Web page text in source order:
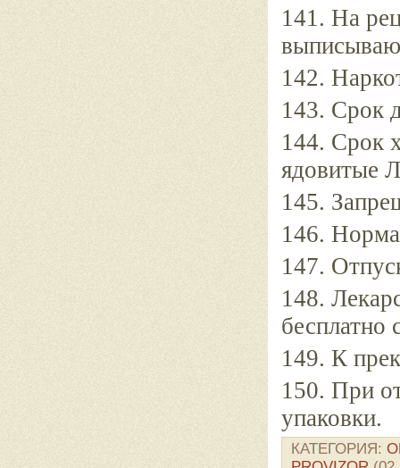
141. На
142.
143. Срок
144. Срок
ядовитые
145.
146.
147.
148.
бесплатно
149. К
150. При
упаковки.
КАТЕГОРИЯ: